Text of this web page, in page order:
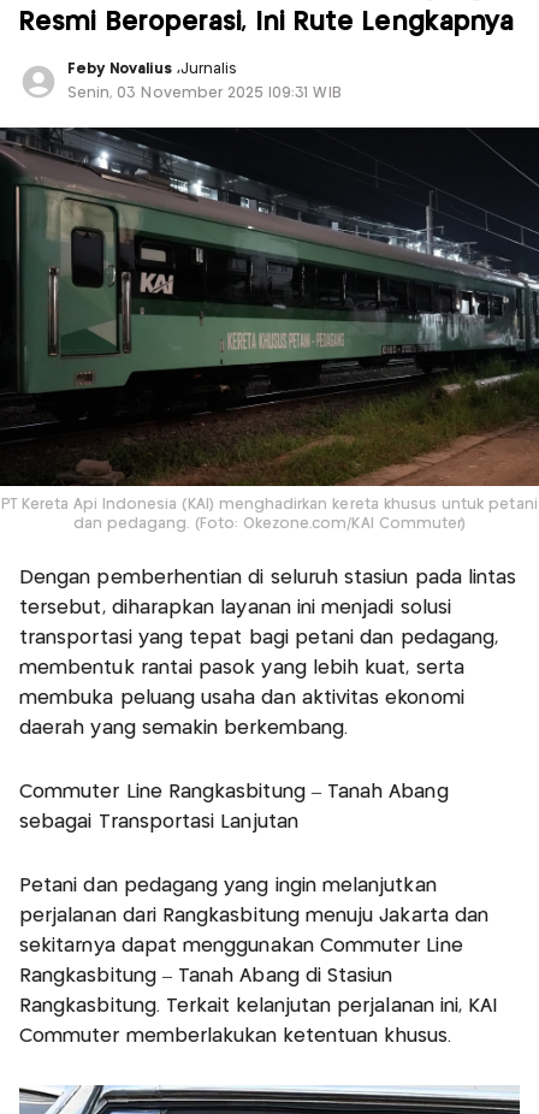
Resmi Beroperasi, Ini Rute Lengkapnya
Feby Novalius ,Jurnalis
Senin, 03 November 2025 |09:31 WIB
PT Kereta Api Indonesia (KAI) menghadirkan kereta khusus untuk petani
dan pedagang. (Foto: Okezone.com/KAI Commuter)
Dengan pemberhentian di seluruh stasiun pada lintas
tersebut, diharapkan layanan ini menjadi solusi
transportasi yang tepat bagi petani dan pedagang,
membentuk rantai pasok yang lebih kuat, serta
membuka peluang usaha dan aktivitas ekonomi
daerah yang semakin berkembang.
Commuter Line Rangkasbitung – Tanah Abang
sebagai Transportasi Lanjutan
Petani dan pedagang yang ingin melanjutkan
perjalanan dari Rangkasbitung menuju Jakarta dan
sekitarnya dapat menggunakan Commuter Line
Rangkasbitung – Tanah Abang di Stasiun
Rangkasbitung. Terkait kelanjutan perjalanan ini, KAI
Commuter memberlakukan ketentuan khusus.